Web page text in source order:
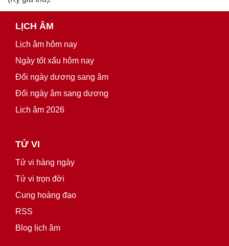
LỊCH ÂM
Lịch âm hôm nay
Ngày tốt xấu hôm nay
Đổi ngày dương sang âm
Đổi ngày âm sang dương
Lịch âm 2026
TỬ VI
Tử vi hàng ngày
Tử vi trọn đời
Cung hoàng đạo
RSS
Blog lịch âm